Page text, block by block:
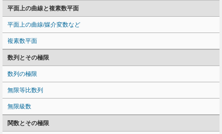
平面上の曲線と複素数平面
平面上の曲線/媒介変数など
複素数平面
数列とその極限
数列の極限
無限等比数列
無限級数
関数とその極限